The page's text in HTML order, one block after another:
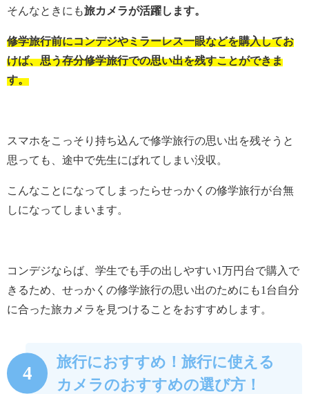
そんなときにも旅カメラが活躍します。
修学旅行前にコンデジやミラーレス一眼などを購入してお
けば、思う存分修学旅行での思い出を残すことができま
す。
スマホをこっそり持ち込んで修学旅行の思い出を残そうと
思っても、途中で先生にばれてしまい没収。
こんなことになってしまったらせっかくの修学旅行が台無
しになってしまいます。
コンデジならば、学生でも手の出しやすい1万円台で購入で
きるため、せっかくの修学旅行の思い出のためにも1台自分
に合った旅カメラを見つけることをおすすめします。
4
旅行におすすめ！旅行に使える
カメラのおすすめの選び方！